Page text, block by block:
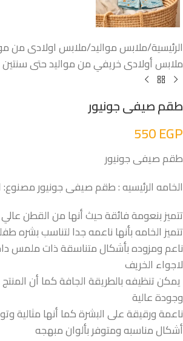
الرئيسية/ملابس مواليد/ملابس اولادى من
ملابس أولادى خريفي من مواليد حتى سنتين
طقم صيفى جونيور
550EGP
طقم صيفى جونيور
الخامه الرئيسيه : طقم صيفى جونيور مصنوع:
تتميز بنعومة فائقة حيث أنها من القطن
تتميز الخامه بأنها ناعمه جدا لتناسب
ناعم ومزوده بأشكال متناسقة ذات ملمس
لاجواء الخريف
يمكن تنظيفه بالطريقة الجافة كما أن
وجودة عالية
ناعمة ورقيقة على البشرة كما أنها مثالية
أشكال مناسبه ومتوفر بألوان مبهجه